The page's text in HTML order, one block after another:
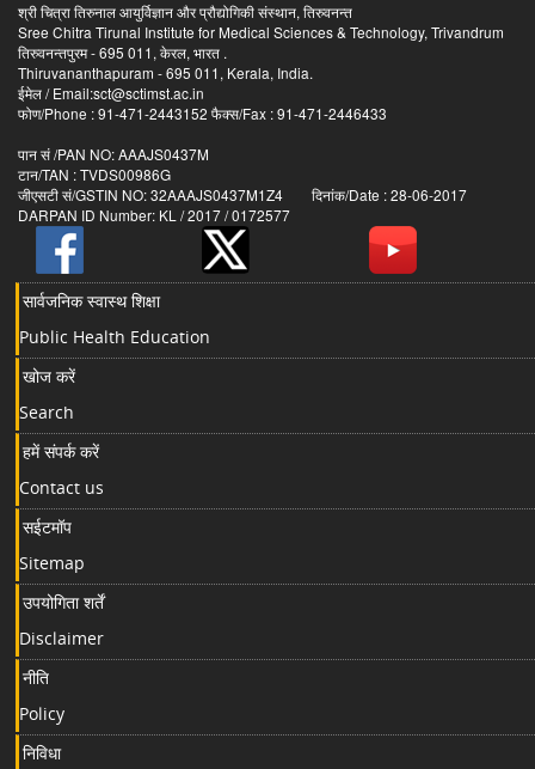
श्री चित्रा तिरुनाल आयुर्विज्ञान और प्रौद्योगिकी संस्थान, तिरुवनन्त
Sree Chitra Tirunal Institute for Medical Sciences & Technology, Trivandrum
तिरुवनन्तपुरम - 695 011, केरल, भारत .
Thiruvananthapuram - 695 011, Kerala, India.
ईमेल / Email:sct@sctimst.ac.in
फोण/Phone : 91-471-2443152 फैक्स/Fax : 91-471-2446433
पान सं /PAN NO: AAAJS0437M
टान/TAN : TVDS00986G
जीएसटी सं/GSTIN NO: 32AAAJS0437M1Z4 दिनांक/Date : 28-06-2017
DARPAN ID Number: KL / 2017 / 0172577
सार्वजनिक स्वास्थ शिक्षा
Public Health Education
खोज करें
Search
हमें संपर्क करें
Contact us
सईटमॉप
Sitemap
उपयोगिता शर्तें
Disclaimer
नीति
Policy
निविधा